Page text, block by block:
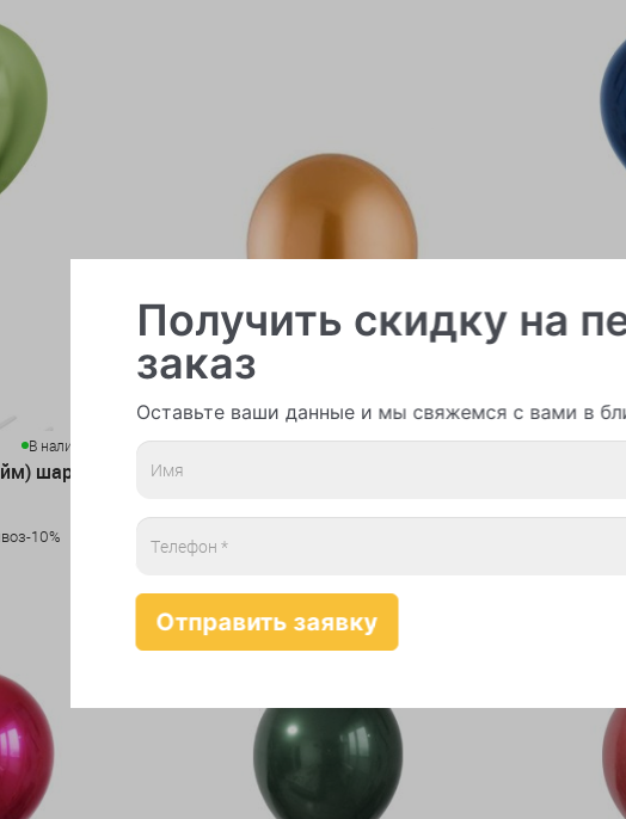
В наличии > 100
шар (хром)
10%
Воздушные шары В наличии > 100
Медный шар (хром)
Карта-10%
194руб.
Воздушные
Получить скидку на
заказ
Оставьте ваши данные и мы свяжемся с вами в